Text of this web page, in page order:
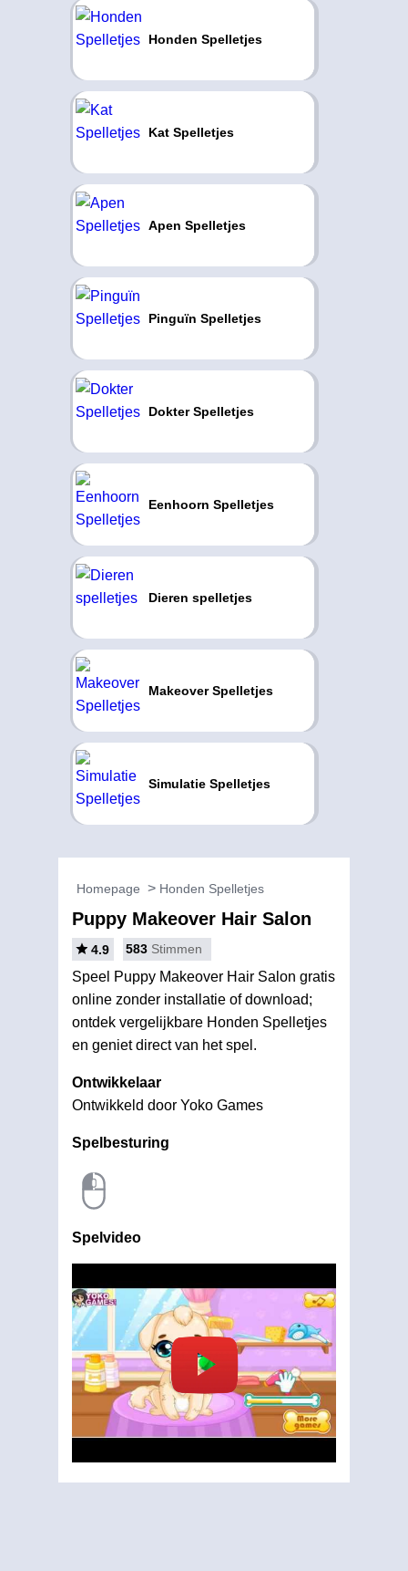
Honden Spelletjes
Kat Spelletjes
Apen Spelletjes
Pinguïn Spelletjes
Dokter Spelletjes
Eenhoorn Spelletjes
Dieren spelletjes
Makeover Spelletjes
Simulatie Spelletjes
Homepage Honden Spelletjes
Puppy Makeover Hair Salon
4.9 583 Stimmen
Speel Puppy Makeover Hair Salon gratis
online zonder installatie of download;
ontdek vergelijkbare Honden Spelletjes
en geniet direct van het spel.
Ontwikkelaar
Ontwikkeld door Yoko Games
Spelbesturing
Spelvideo